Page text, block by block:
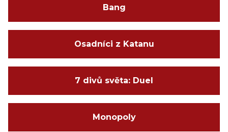
Bang
Osadníci z Katanu
7 divů světa: Duel
Monopoly